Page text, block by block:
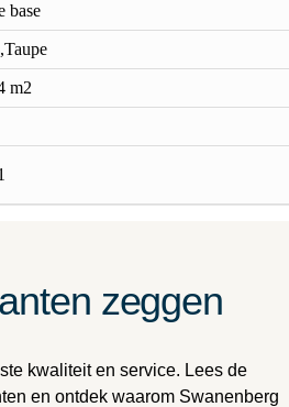
base
m2
zeggen
kwaliteit en service. Lees de
en ontdek waarom Swanenberg